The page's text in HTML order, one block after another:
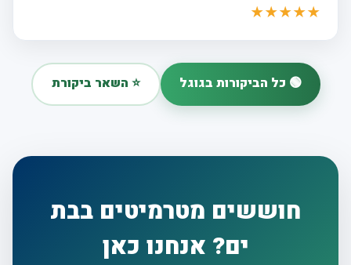
★★★★★
🟢 כל הביקורות בגוגל ⭐ השאר ביקורת
חוששים מטרמיטים בבת
ים? אנחנו כאן